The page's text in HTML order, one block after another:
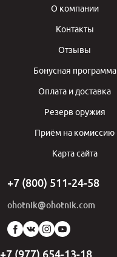
О компании
Контакты
Отзывы
Бонусная программа
Оплата и доставка
Резерв оружия
Приём на комиссию
Карта сайта
+7 (800) 511-24-58
ohotnik@ohotnik.com
Мы
в
социальных
+7 (977) 654-13-18